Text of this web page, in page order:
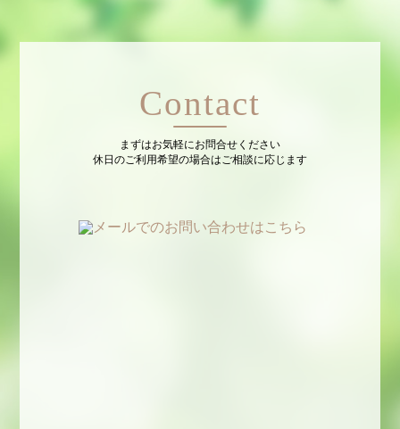
Contact
まずはお気軽にお問合せください
休日のご利用希望の場合はご相談に応じます